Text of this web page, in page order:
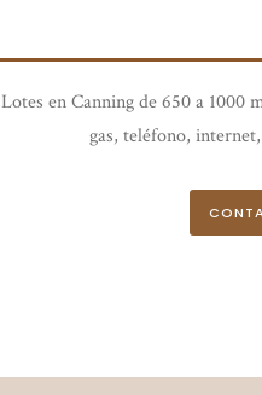
Lotes en Canning de 650 a 1000
gas, teléfono,